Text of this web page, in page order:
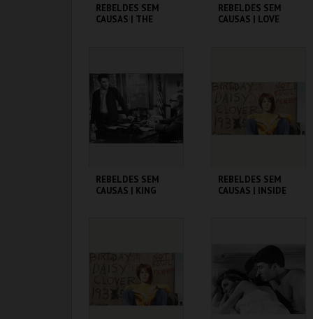
REBELDES SEM
CAUSAS | THE
MAIS INFO
COMPRAR
REBELDES SEM
CAUSAS | LOVE
MAIS INFO
COMPRAR
REBELDES SEM
CAUSAS | KING
MAIS INFO
COMPRAR
REBELDES SEM
CAUSAS | INSIDE
MAIS INFO
COMPRAR